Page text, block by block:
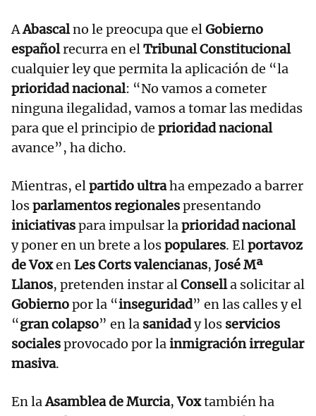
AAbascalno le preocupa que elGobierno
españolrecurra en elTribunal Constitucional
cualquier ley que permita la aplicación de “la
prioridad nacional: “No vamos a cometer
ninguna ilegalidad, vamos a tomar las medidas
para que el principio de prioridad nacional
avance”, ha dicho.
Mientras, elpartido ultraha empezado a barrer
losparlamentos regionalespresentando
iniciativaspara impulsar laprioridad nacional
y poner en un brete a lospopulares. Elportavoz
de VoxenLes Corts valencianas, José Mª
Llanos, pretenden instar alConsella solicitar al
Gobiernopor la “inseguridad” en las calles y el
“gran colapso” en la sanidady los servicios
socialesprovocado por lainmigración irregular
masiva.
En laAsamblea de Murcia,Voxtambién ha